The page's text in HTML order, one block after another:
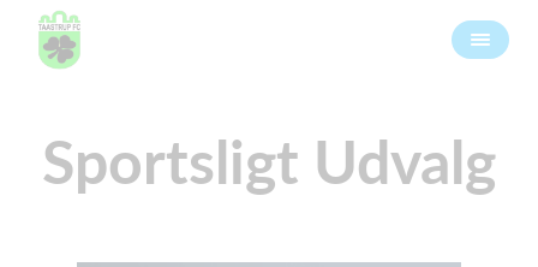
Sportsligt Udvalg